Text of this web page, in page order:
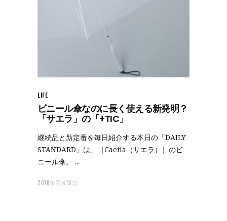
LIFE
ビニール傘なのに長く使える新発明？
「サエラ」の「+TIC」
継続品と新定番を毎日紹介する本日の「DAILY
STANDARD」は、［Caetla（サエラ）］のビ
ニール傘。
2018年11月15日